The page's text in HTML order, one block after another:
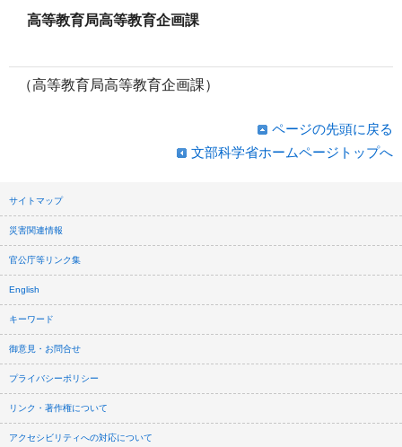
高等教育局高等教育企画課
（高等教育局高等教育企画課）
ページの先頭に戻る
文部科学省ホームページトップへ
サイトマップ
災害関連情報
官公庁等リンク集
English
キーワード
御意見・お問合せ
プライバシーポリシー
リンク・著作権について
アクセシビリティへの対応について